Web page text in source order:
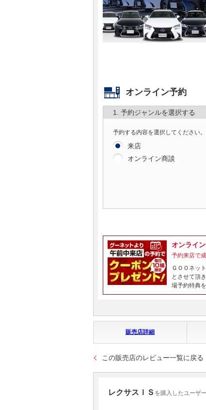
オンライン予約
1. 予約ジャンルを選択する
予約する内容を選択してください。
来店
オンライン商談
オンライ
予約来店で
ＧＯＯネッ
とさせて頂
場予約特典
販売店詳細
この販売店のレビュー一覧に戻る
レクサスＩＳ を購入したユーザ